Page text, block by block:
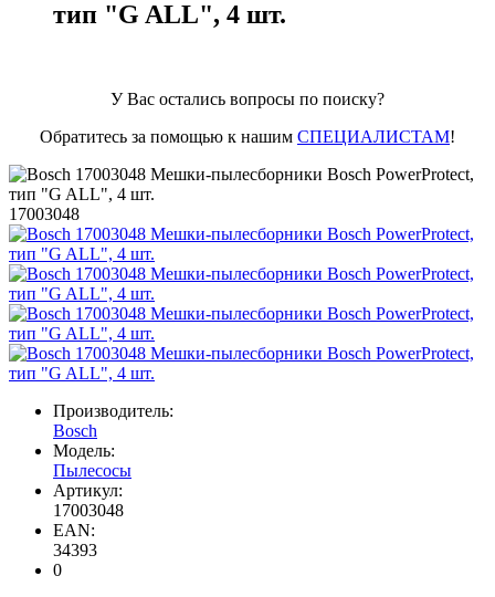
тип "G ALL", 4 шт.
У Вас остались вопросы по поиску?
Обратитесь за помощью к нашим СПЕЦИАЛИСТАМ!
17003048
Производитель:
Bosch
Модель:
Пылесосы
Артикул:
17003048
EAN:
34393
0